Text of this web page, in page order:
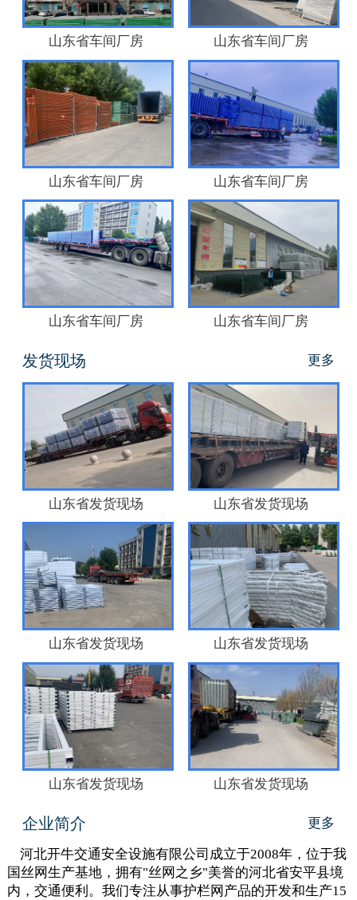
山东省车间厂房 山东省车间厂房
山东省车间厂房 山东省车间厂房
山东省车间厂房 山东省车间厂房
发货现场 更多
山东省发货现场 山东省发货现场
山东省发货现场 山东省发货现场
山东省发货现场 山东省发货现场
企业简介 更多
河北开牛交通安全设施有限公司成立于2008年，位于我
国丝网生产基地，拥有"丝网之乡"美誉的河北省安平县境
内，交通便利。我们专注从事护栏网产品的开发和生产15